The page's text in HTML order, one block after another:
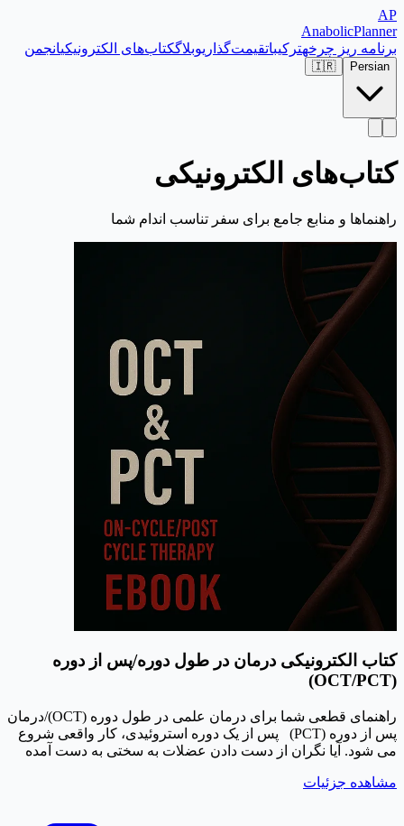
AP
AnabolicPlanner
برنامه ریز چرخهترکیباتقیمت‌گذاریوبلاگکتاب‌های الکترونیکیانجمن
Persian
🇮🇷
کتاب‌های الکترونیکی
راهنماها و منابع جامع برای سفر تناسب اندام شما
کتاب الکترونیکی درمان در طول دوره/پس از دوره
(OCT/PCT)
راهنمای قطعی شما برای درمان علمی در طول دوره (OCT)/درمان
پس از دوره (PCT) پس از یک دوره استروئیدی، کار واقعی شروع
می شود. آیا نگران از دست دادن عضلات به سختی به دست آمده
هورمونی رنج می برید؟ دستاوردهای خود - و سلامتی خود - را به
مشاهده جزئیات